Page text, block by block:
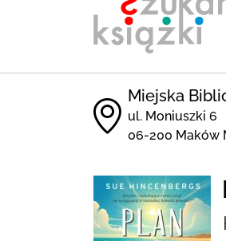
Miejska
ul. Moniuszki 6
06-200 Maków